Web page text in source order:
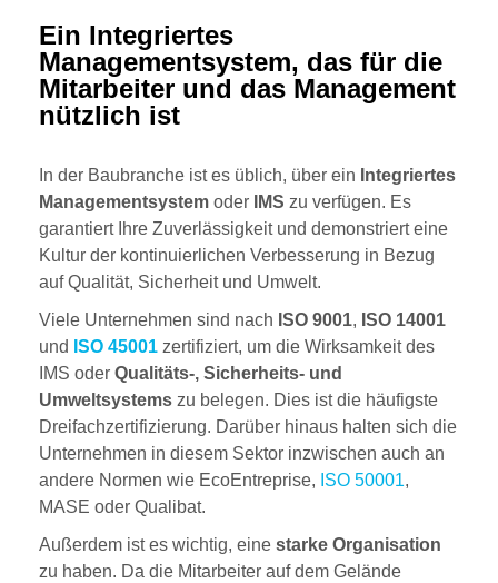
Ein Integriertes
Managementsystem, das für die
Mitarbeiter und das Management
nützlich ist
In der Baubranche ist es üblich, über ein Integriertes
Managementsystem oder IMS zu verfügen. Es
garantiert Ihre Zuverlässigkeit und demonstriert eine
Kultur der kontinuierlichen Verbesserung in Bezug
auf Qualität, Sicherheit und Umwelt.
Viele Unternehmen sind nach ISO 9001, ISO 14001
und ISO 45001 zertifiziert, um die Wirksamkeit des
IMS oder Qualitäts-, Sicherheits- und
Umweltsystems zu belegen. Dies ist die häufigste
Dreifachzertifizierung. Darüber hinaus halten sich die
Unternehmen in diesem Sektor inzwischen auch an
andere Normen wie EcoEntreprise, ISO 50001,
MASE oder Qualibat.
Außerdem ist es wichtig, eine starke Organisation
zu haben. Da die Mitarbeiter auf dem Gelände